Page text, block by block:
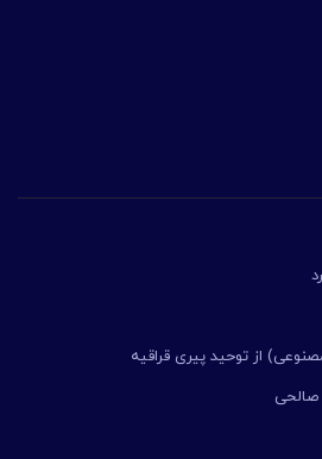
از توحید پیری قراقیه
صالحی